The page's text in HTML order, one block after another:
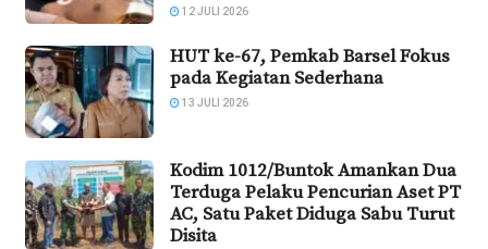
12 JULI 2026
HUT ke-67, Pemkab Barsel Fokus
pada Kegiatan Sederhana
13 JULI 2026
Kodim 1012/Buntok Amankan Dua
Terduga Pelaku Pencurian Aset PT
AC, Satu Paket Diduga Sabu Turut
Disita